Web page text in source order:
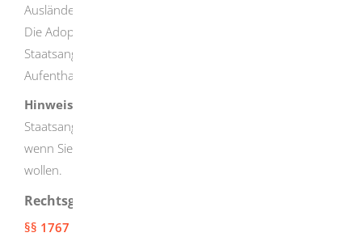
Ausländer und Ausländerinnen adoptieren.
Die Adoptivkinder erhalten aber nicht die deutsche
Staatsangehörigkeit und in den meisten Fällen kein
Aufenthaltsrecht.
Hinweis:
Staatsangehörigkeit ist dann sittlich nicht gerechtfertigt,
wenn Sie dadurch nur deren Ausweisung verhindern
wollen.
Rechtsgrundlage
§§ 1767 - 1772 Bürgerliches Gesetzbuch (BGB)